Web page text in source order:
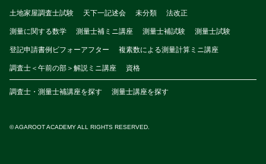
土地家屋調査士試験 天下一記述会 未分類 法改正
測量に関する数学 測量士補ミニ講座 測量士補試験 測量士試験
登記申請書例ビフォーアフター 複素数による測量計算ミニ講座
調査士＜午前の部＞解説ミニ講座 資格
調査士・測量士補講座を探す 測量士講座を探す
© AGAROOT ACADEMY ALL RIGHTS RESERVED.